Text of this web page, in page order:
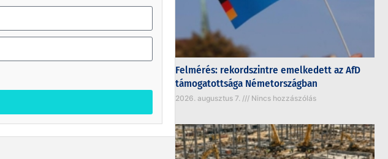
Felmérés: rekordszintre emelkedett az AfD
támogatottsága Németországban
2026. augusztus 7. Nincs hozzászólás